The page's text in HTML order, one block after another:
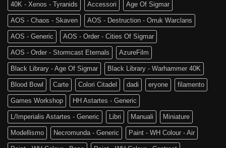
40K - Xenos - Tyranids Accessori Age Of Sigmar
AOS - Chaos - Skaven AOS - Destruction - Orruk Warclans
AOS - Generic AOS - Order - Cities Of Sigmar
AOS - Order - Stormcast Eternals AzureFilm
Black Library - Age Of Sigmar Black Library - Warhammer 40K
Blood Bowl Carte Colori Citadel dadi eryone filamento
Games Workshop HH Astartes - Generic
L/Imperialis Astartes - Generic Libri Manuali Miniature
Modellismo Necromunda - Generic Paint - WH Colour - Air